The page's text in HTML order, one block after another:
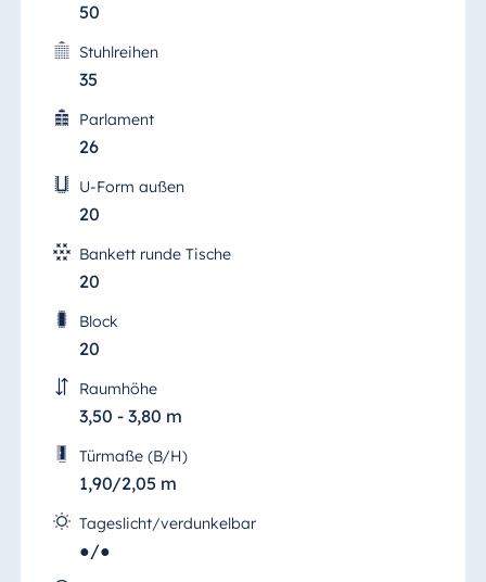
50
Stuhlreihen
35
Parlament
26
U-Form außen
20
Bankett runde Tische
20
Block
20
Raumhöhe
3,50 - 3,80 m
Türmaße (B/H)
1,90/2,05 m
Tageslicht/verdunkelbar
●/●